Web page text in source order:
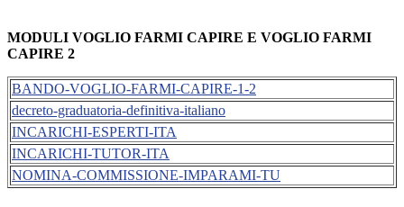
MODULI VOGLIO FARMI CAPIRE E VOGLIO FARMI
CAPIRE 2
BANDO-VOGLIO-FARMI-CAPIRE-1-2
decreto-graduatoria-definitiva-italiano
INCARICHI-ESPERTI-ITA
INCARICHI-TUTOR-ITA
NOMINA-COMMISSIONE-IMPARAMI-TU